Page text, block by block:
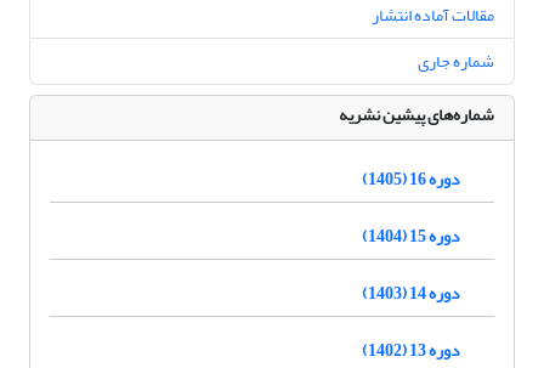
مقالات آماده انتشار
شماره جاری
شماره‌های پیشین نشریه
دوره 16 (1405)
دوره 15 (1404)
دوره 14 (1403)
دوره 13 (1402)